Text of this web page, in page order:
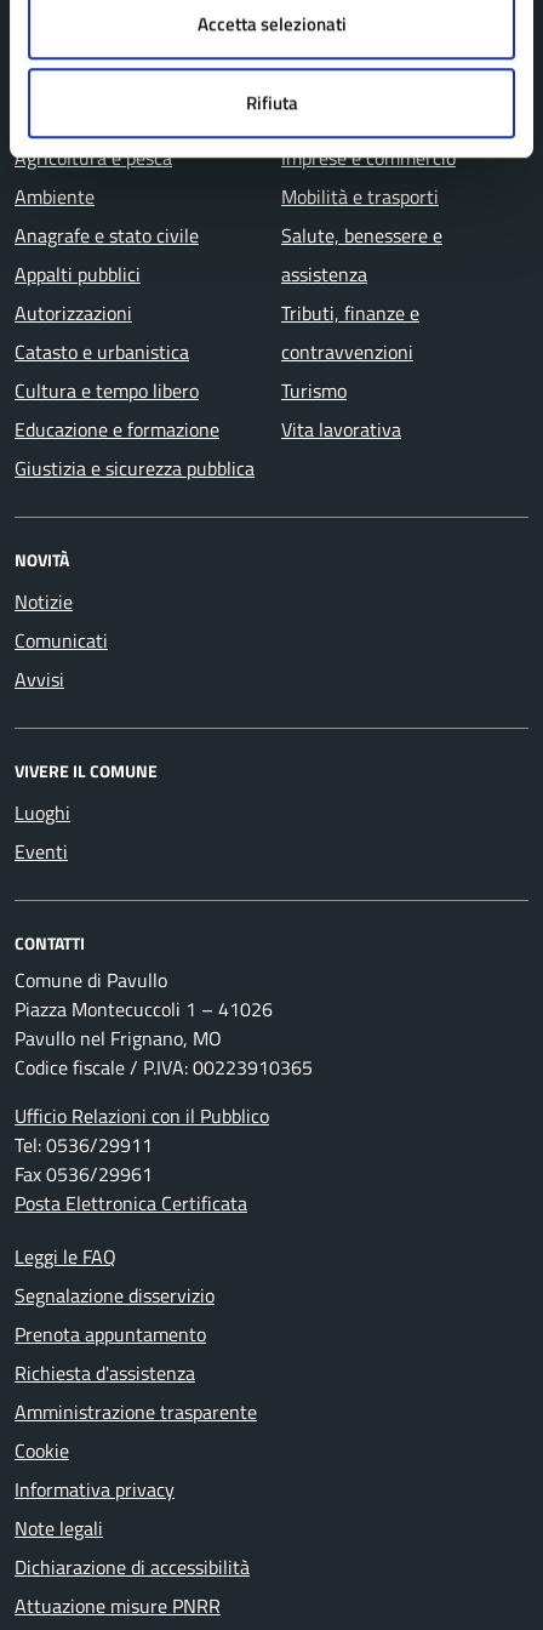
Accetta selezionati
Rifiuta
Agricoltura e pesca
Ambiente
Anagrafe e stato civile
Appalti pubblici
Autorizzazioni
Catasto e urbanistica
Cultura e tempo libero
Educazione e formazione
Giustizia e sicurezza pubblica
Imprese e commercio
Mobilità e trasporti
Salute, benessere e
assistenza
Tributi, finanze e
contravvenzioni
Turismo
Vita lavorativa
NOVITÀ
Notizie
Comunicati
Avvisi
VIVERE IL COMUNE
Luoghi
Eventi
CONTATTI
Comune di Pavullo
Piazza Montecuccoli 1 – 41026
Pavullo nel Frignano, MO
Codice fiscale / P.IVA: 00223910365
Ufficio Relazioni con il Pubblico
Tel: 0536/29911
Fax 0536/29961
Posta Elettronica Certificata
Leggi le FAQ
Segnalazione disservizio
Prenota appuntamento
Richiesta d'assistenza
Amministrazione trasparente
Cookie
Informativa privacy
Note legali
Dichiarazione di accessibilità
Attuazione misure PNRR